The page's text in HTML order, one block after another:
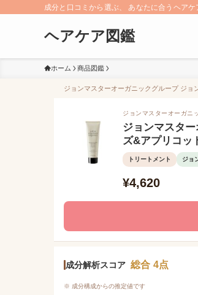
成分と口コミから選ぶ、 あなたに合うヘアケ
ヘアケア図鑑
ホーム 商品図鑑
ジョンマスターオーガニックグループ ジョ
ジョンマスターオーガニ
ジョンマスタ
ズ&アプリコッ
トリートメント ジョ
¥4,620
成分解析スコア 総合 4点
※ 成分構成からの推定値です